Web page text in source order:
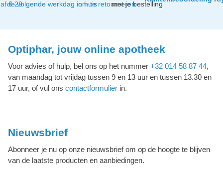
€ 29
de volgende werkdag in huisom te retournerenmet je bestelling
Optiphar, jouw online apotheek
Voor advies of hulp, bel ons op het nummer +32 014 58 87 44,
van maandag tot vrijdag tussen 9 en 13 uur en tussen 13.30 en
17 uur, of vul ons contactformulier in.
Nieuwsbrief
Abonneer je nu op onze nieuwsbrief om op de hoogte te blijven
van de laatste producten en aanbiedingen.